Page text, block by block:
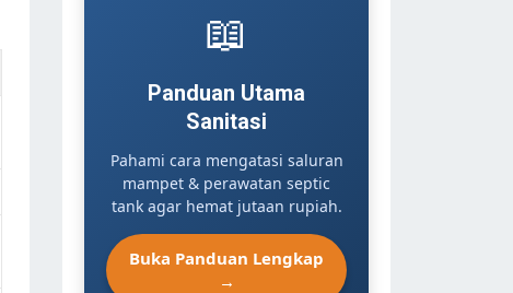
📖
Panduan Utama
Sanitasi
Pahami cara mengatasi saluran
mampet & perawatan septic
tank agar hemat jutaan rupiah.
Buka Panduan Lengkap
→